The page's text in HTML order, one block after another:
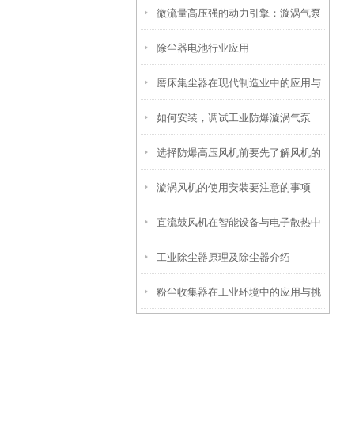
微流量高压强的动力引擎：漩涡气泵
的技术特性与应用图谱
除尘器电池行业应用
磨床集尘器在现代制造业中的应用与
价值
如何安装，调试工业防爆漩涡气泵
选择防爆高压风机前要先了解风机的
使用环境
漩涡风机的使用安装要注意的事项
直流鼓风机在智能设备与电子散热中
的关键作用
工业除尘器原理及除尘器介绍
粉尘收集器在工业环境中的应用与挑